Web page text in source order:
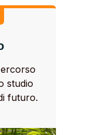
studio
futuro.